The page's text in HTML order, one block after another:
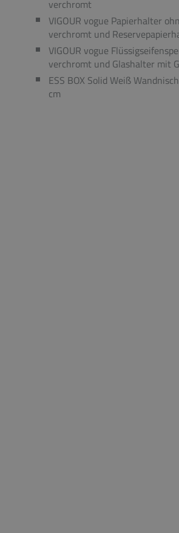
verchromt
VIGOUR vogue Papierhalter
verchromt und
VIGOUR vogue
verchromt und Glashalter mit
ESS BOX Solid Weiß
cm